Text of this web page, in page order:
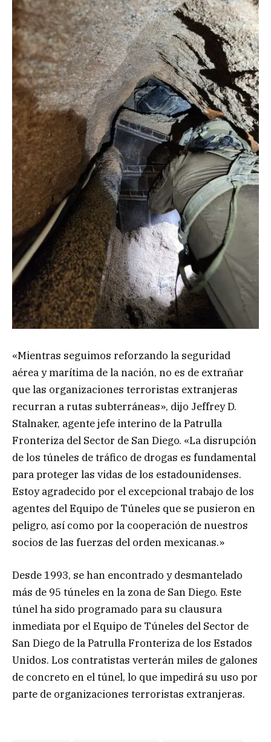
«Mientras seguimos reforzando la seguridad
aérea y marítima de la nación, no es de extrañar
que las organizaciones terroristas extranjeras
recurran a rutas subterráneas», dijo Jeffrey D.
Stalnaker, agente jefe interino de la Patrulla
Fronteriza del Sector de San Diego. «La disrupción
de los túneles de tráfico de drogas es fundamental
para proteger las vidas de los estadounidenses.
Estoy agradecido por el excepcional trabajo de los
agentes del Equipo de Túneles que se pusieron en
peligro, así como por la cooperación de nuestros
socios de las fuerzas del orden mexicanas.»
Desde 1993, se han encontrado y desmantelado
más de 95 túneles en la zona de San Diego. Este
túnel ha sido programado para su clausura
inmediata por el Equipo de Túneles del Sector de
San Diego de la Patrulla Fronteriza de los Estados
Unidos. Los contratistas verterán miles de galones
de concreto en el túnel, lo que impedirá su uso por
parte de organizaciones terroristas extranjeras.